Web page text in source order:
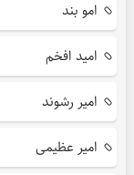
امو بند
امید افخم
امیر رشوند
امیر عظیمی